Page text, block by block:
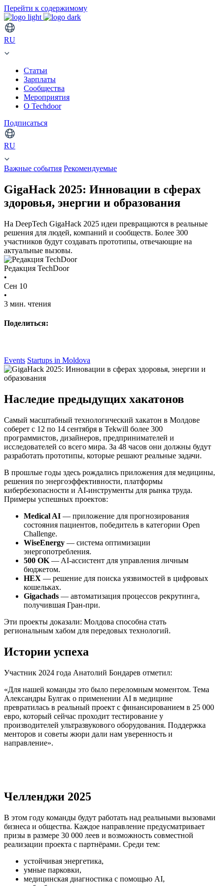
Перейти к содержимому
RU
Статьи
Зарплаты
Сообщества
Мероприятия
О Techdoor
Подписаться
RU
Важные события Рекомендуемые
GigaHack 2025: Инновации в сферах
здоровья, энергии и образования
На DeepTech GigaHack 2025 идеи превращаются в реальные
решения для людей, компаний и сообществ. Более 300
участников будут создавать прототипы, отвечающие на
актуальные вызовы.
Редакция TechDoor
•
Сен 10
•
3 мин. чтения
Поделиться:
Events Startups in Moldova
Наследие предыдущих хакатонов
Самый масштабный технологический хакатон в Молдове
соберет с 12 по 14 сентября в Tekwill более 300
программистов, дизайнеров, предпринимателей и
исследователей со всего мира. За 48 часов они должны будут
разработать прототипы, которые решают реальные задачи.
В прошлые годы здесь рождались приложения для медицины,
решения по энергоэффективности, платформы
кибербезопасности и AI-инструменты для рынка труда.
Примеры успешных проектов:
Medical AI — приложение для прогнозирования
состояния пациентов, победитель в категории Open
Challenge.
WiseEnergy — система оптимизации
энергопотребления.
500 OK — AI-ассистент для управления личным
бюджетом.
HEX — решение для поиска уязвимостей в цифровых
кошельках.
Gigachads — автоматизация процессов рекрутинга,
получившая Гран-при.
Эти проекты доказали: Молдова способна стать
региональным хабом для передовых технологий.
Истории успеха
Участник 2024 года Анатолий Бондарев отметил:
«Для нашей команды это было переломным моментом. Тема
Александры Булгак о применении AI в медицине
превратилась в реальный проект с финансированием в 25 000
евро, который сейчас проходит тестирование у
производителей ультразвукового оборудования. Поддержка
менторов и советы жюри дали нам уверенность и
направление».
Челленджи 2025
В этом году команды будут работать над реальными вызовами
бизнеса и общества. Каждое направление предусматривает
призы в размере 30 000 леев и возможность совместной
реализации проекта с партнёрами. Среди тем:
устойчивая энергетика,
умные парковки,
медицинская диагностика с помощью AI,